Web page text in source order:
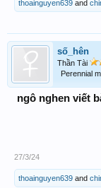
thoainguyen639 and
số_hên
Thần Tài
Perennial
ngô nghen viết
27/3/24
thoainguyen639 and